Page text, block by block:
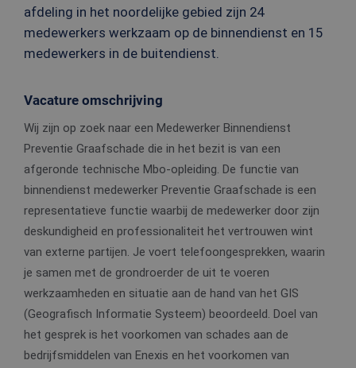
afdeling in het noordelijke gebied zijn 24
medewerkers werkzaam op de binnendienst en 15
medewerkers in de buitendienst.
Vacature omschrijving
Wij zijn op zoek naar een Medewerker Binnendienst
Preventie Graafschade die in het bezit is van een
afgeronde technische Mbo-opleiding. De functie van
binnendienst medewerker Preventie Graafschade is een
representatieve functie waarbij de medewerker door zijn
deskundigheid en professionaliteit het vertrouwen wint
van externe partijen. Je voert telefoongesprekken, waarin
je samen met de grondroerder de uit te voeren
werkzaamheden en situatie aan de hand van het GIS
(Geografisch Informatie Systeem) beoordeeld. Doel van
het gesprek is het voorkomen van schades aan de
bedrijfsmiddelen van Enexis en het voorkomen van